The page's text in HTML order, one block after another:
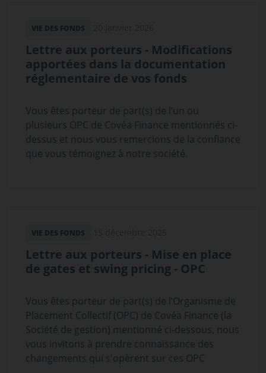
VIE DES FONDS
Lettre aux porteurs - Modifications
apportées dans la documentation
réglementaire de vos fonds
Vous êtes porteur de part(s) de l’un ou
plusieurs OPC de Covéa Finance mentionnés ci-
dessus et nous vous remercions de la confiance
que vous témoignez à notre société.
VIE DES FONDS
Lettre aux porteurs - Mise en place
de gates et swing pricing - OPC
Vous êtes porteur de part(s) de l’Organisme de
Placement Collectif (OPC) de Covéa Finance (la
Société de gestion) mentionné ci-dessous, nous
vous invitons à prendre connaissance des
changements qui s'opèrent sur ces OPC